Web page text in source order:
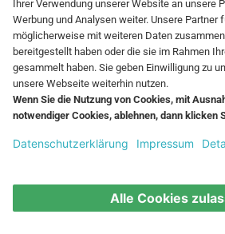
Bambus-Möbel